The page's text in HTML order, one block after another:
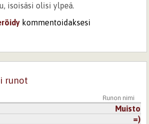
isoisäsi olisi ylpeä.
kommentoidaksesi
kommentoidaksesi
runot
Runon nimi
Muisto
=)